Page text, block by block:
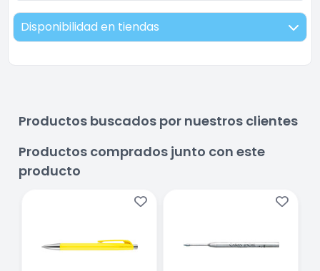
Disponibilidad en tiendas
Productos buscados por nuestros clientes
Productos comprados junto con este
producto